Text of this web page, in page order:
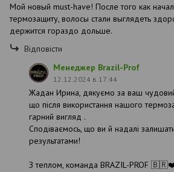
Мой новый must-have! После того как
термозащиту, волосы стали выглядеть
держится гораздо дольше.
Відповісти
Менеджер Brazil-Prof
12.12.2024 в 17:44
Жадан Ирина, дякуємо за ваш
що після використання нашого
гарний вигляд .
Сподіваємось, що ви й надалі
результатами!
З теплом, команда BRAZIL-PROF